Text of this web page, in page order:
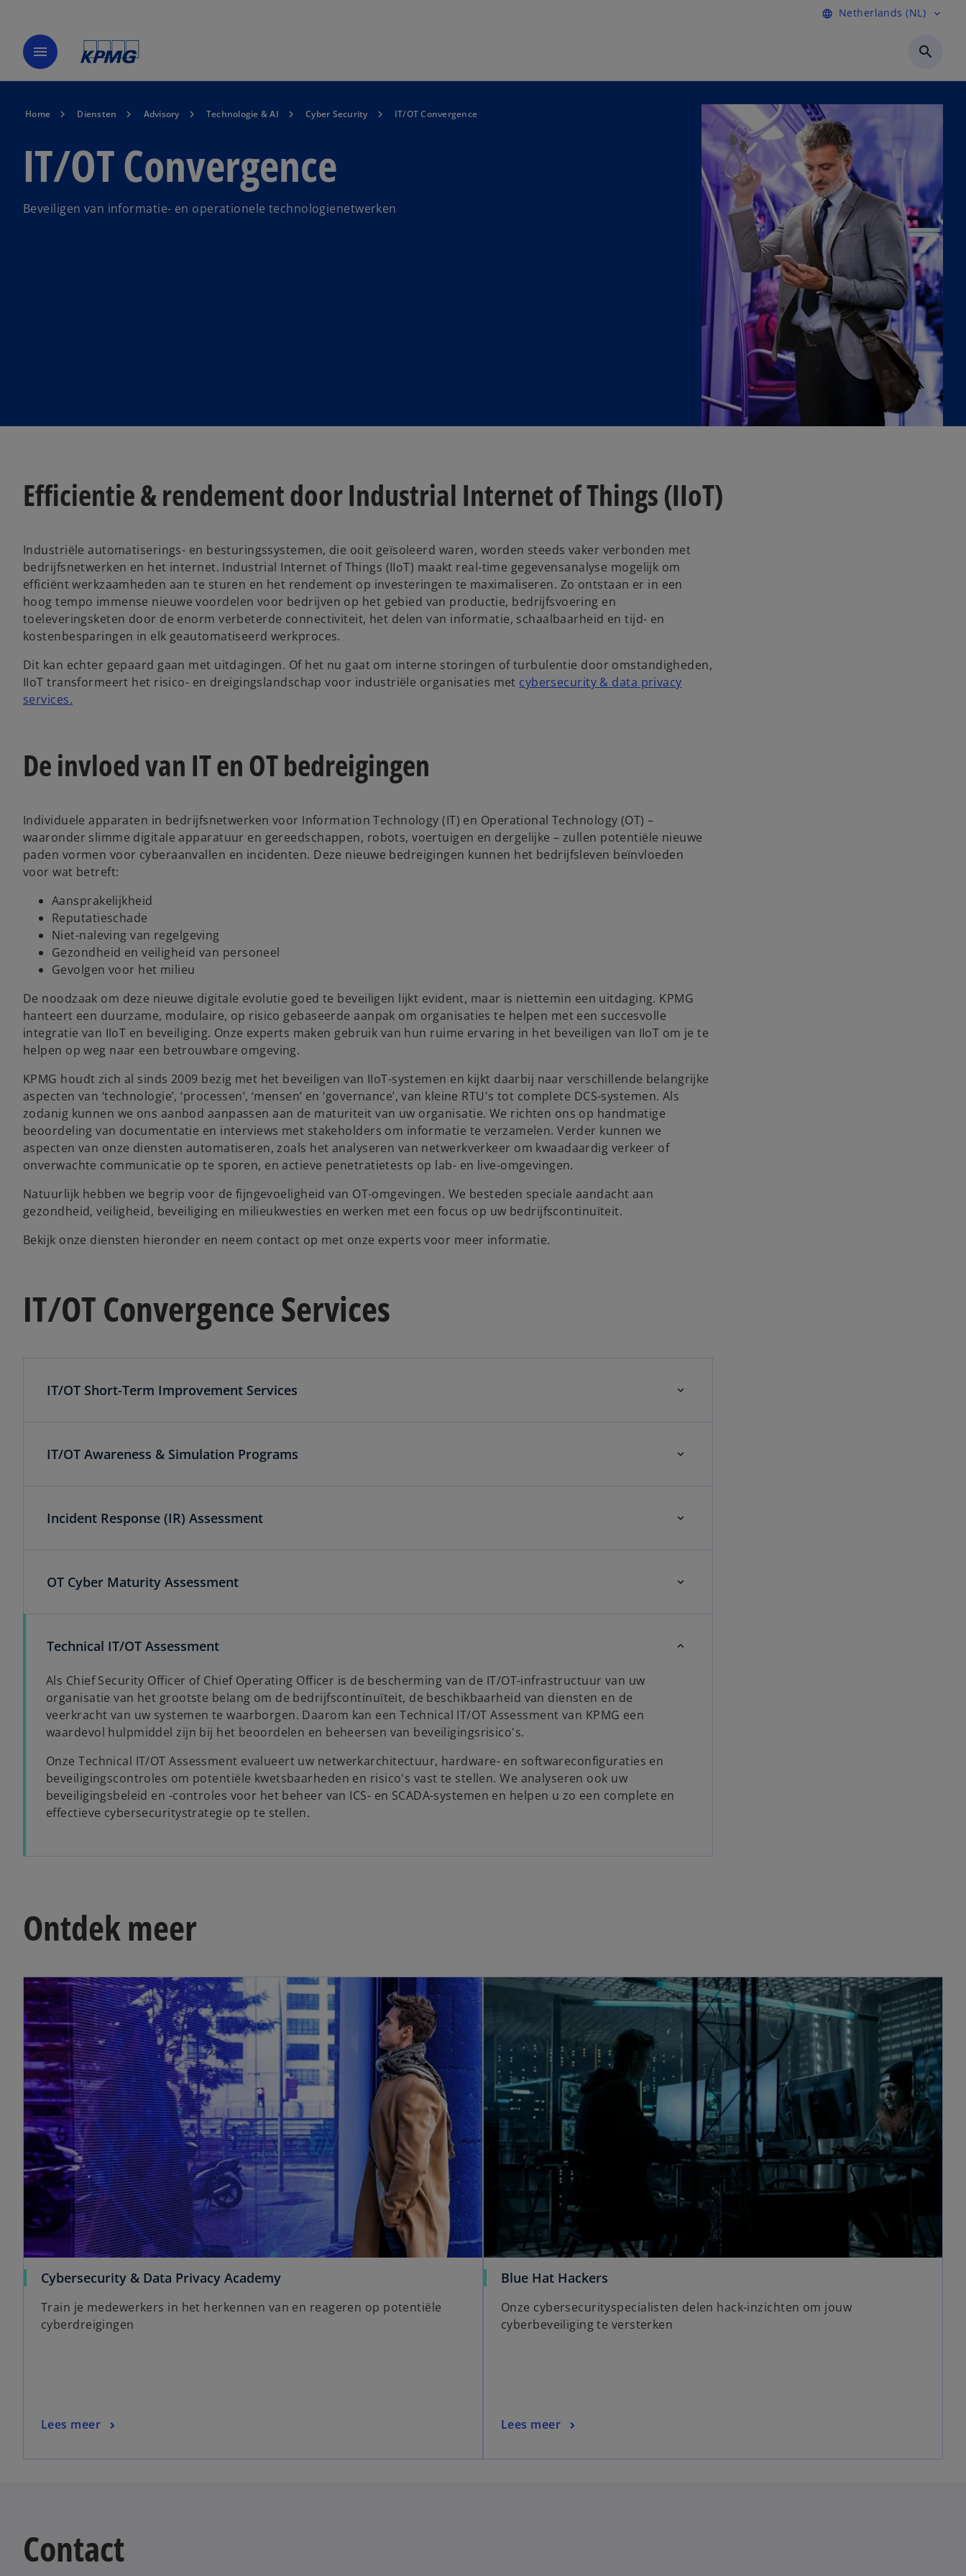
language Netherlands (NL) expand_more
menu search
Home Diensten Advisory Technologie & AI Cyber Security IT/OT Convergence
IT/OT Convergence
Beveiligen van informatie- en operationele technologienetwerken
Efficientie & rendement door Industrial Internet of Things (IIoT)
Industriële automatiserings- en besturingssystemen, die ooit geïsoleerd waren, worden steeds vaker verbonden met
bedrijfsnetwerken en het internet. Industrial Internet of Things (IIoT) maakt real-time gegevensanalyse mogelijk om
efficiënt werkzaamheden aan te sturen en het rendement op investeringen te maximaliseren. Zo ontstaan er in een
hoog tempo immense nieuwe voordelen voor bedrijven op het gebied van productie, bedrijfsvoering en
toeleveringsketen door de enorm verbeterde connectiviteit, het delen van informatie, schaalbaarheid en tijd- en
kostenbesparingen in elk geautomatiseerd werkproces.
Dit kan echter gepaard gaan met uitdagingen. Of het nu gaat om interne storingen of turbulentie door omstandigheden,
IIoT transformeert het risico- en dreigingslandschap voor industriële organisaties met cybersecurity & data privacy
services.
De invloed van IT en OT bedreigingen
Individuele apparaten in bedrijfsnetwerken voor Information Technology (IT) en Operational Technology (OT) –
waaronder slimme digitale apparatuur en gereedschappen, robots, voertuigen en dergelijke – zullen potentiële nieuwe
paden vormen voor cyberaanvallen en incidenten. Deze nieuwe bedreigingen kunnen het bedrijfsleven beïnvloeden
voor wat betreft:
Aansprakelijkheid
Reputatieschade
Niet-naleving van regelgeving
Gezondheid en veiligheid van personeel
Gevolgen voor het milieu
De noodzaak om deze nieuwe digitale evolutie goed te beveiligen lijkt evident, maar is niettemin een uitdaging. KPMG
hanteert een duurzame, modulaire, op risico gebaseerde aanpak om organisaties te helpen met een succesvolle
integratie van IIoT en beveiliging. Onze experts maken gebruik van hun ruime ervaring in het beveiligen van IIoT om je te
helpen op weg naar een betrouwbare omgeving.
KPMG houdt zich al sinds 2009 bezig met het beveiligen van IIoT-systemen en kijkt daarbij naar verschillende belangrijke
aspecten van ‘technologie’, ‘processen’, ‘mensen’ en ‘governance’, van kleine RTU's tot complete DCS-systemen. Als
zodanig kunnen we ons aanbod aanpassen aan de maturiteit van uw organisatie. We richten ons op handmatige
beoordeling van documentatie en interviews met stakeholders om informatie te verzamelen. Verder kunnen we
aspecten van onze diensten automatiseren, zoals het analyseren van netwerkverkeer om kwaadaardig verkeer of
onverwachte communicatie op te sporen, en actieve penetratietests op lab- en live-omgevingen.
Natuurlijk hebben we begrip voor de fijngevoeligheid van OT-omgevingen. We besteden speciale aandacht aan
gezondheid, veiligheid, beveiliging en milieukwesties en werken met een focus op uw bedrijfscontinuïteit.
Bekijk onze diensten hieronder en neem contact op met onze experts voor meer informatie.
IT/OT Convergence Services
IT/OT Short-Term Improvement Services
IT/OT Awareness & Simulation Programs
Incident Response (IR) Assessment
OT Cyber Maturity Assessment
Technical IT/OT Assessment
Als Chief Security Officer of Chief Operating Officer is de bescherming van de IT/OT-infrastructuur van uw
organisatie van het grootste belang om de bedrijfscontinuïteit, de beschikbaarheid van diensten en de
veerkracht van uw systemen te waarborgen. Daarom kan een Technical IT/OT Assessment van KPMG een
waardevol hulpmiddel zijn bij het beoordelen en beheersen van beveiligingsrisico's.
Onze Technical IT/OT Assessment evalueert uw netwerkarchitectuur, hardware- en softwareconfiguraties en
beveiligingscontroles om potentiële kwetsbaarheden en risico's vast te stellen. We analyseren ook uw
beveiligingsbeleid en -controles voor het beheer van ICS- en SCADA-systemen en helpen u zo een complete en
effectieve cybersecuritystrategie op te stellen.
Ontdek meer
Cybersecurity & Data Privacy Academy
Train je medewerkers in het herkennen van en reageren op potentiële
cyberdreigingen
Lees meer
Blue Hat Hackers
Onze cybersecurityspecialisten delen hack-inzichten om jouw
cyberbeveiliging te versterken
Lees meer
Contact